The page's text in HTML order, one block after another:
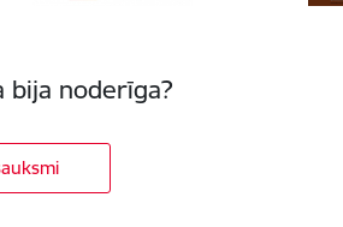
bija noderīga?